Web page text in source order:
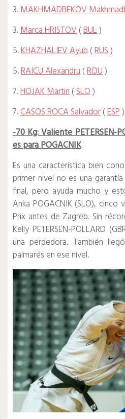
3.MAKHMADBEKOV
3.Marca HRISTOV(BUL)
5.KHAZHALIEV Ayub(RUS)
5.RAICU Alexandru(ROU)
7.HOJAK Martin(SLO)
7.CASOS ROCA Salvador(ESP)
-70 Kg: Valiente PETERSEN-
es para POGACNIK
Es una característica bien
primer nivel no es una
final, pero ayuda mucho y
Anka POGACNIK (SLO), cinco
Prix antes de Zagreb. Sin
Kelly PETERSEN-POLLARD
una perdedora. También
palmarés en ese nivel.